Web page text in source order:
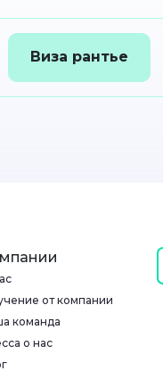
Виза рантье
от компании
команда
о нас